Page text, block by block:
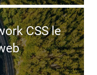
et
piloter
une
équipe
Symfony
CSS le